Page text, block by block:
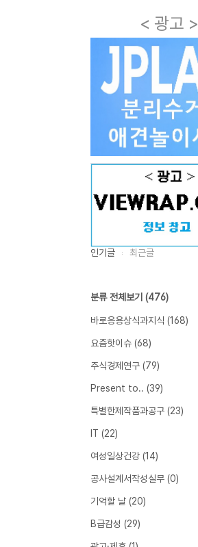
< 광고 >
인기글 최근글
분류 전체보기 (476)
바로응용상식과지식 (168)
요즘핫이슈 (68)
주식경제연구 (79)
Present to.. (39)
특별한제작품과공구 (23)
IT (22)
여성일상건강 (14)
공사설계서작성실무 (0)
기억할 날 (20)
B급감성 (29)